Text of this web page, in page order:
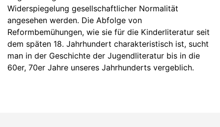
Widerspiegelung gesellschaftlicher Normalität
angesehen werden. Die Abfolge von
Reformbemühungen, wie sie für die Kinderliteratur seit
dem späten 18. Jahrhundert charakteristisch ist, sucht
man in der Geschichte der Jugendliteratur bis in die
60er, 70er Jahre unseres Jahrhunderts vergeblich.